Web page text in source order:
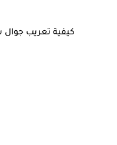
كيفية تعريب